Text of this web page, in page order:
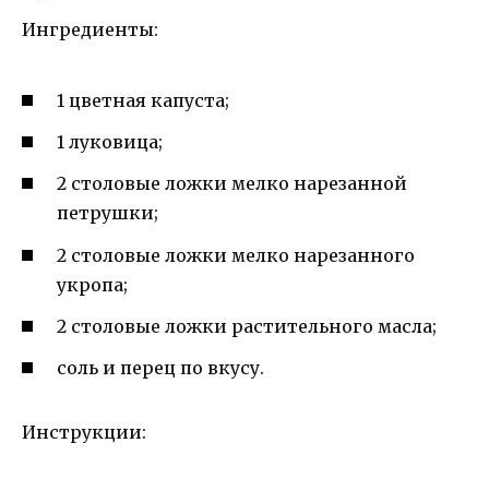
Ингредиенты:
1 цветная капуста;
1 луковица;
2 столовые ложки мелко нарезанной
петрушки;
2 столовые ложки мелко нарезанного
укропа;
2 столовые ложки растительного масла;
соль и перец по вкусу.
Инструкции: